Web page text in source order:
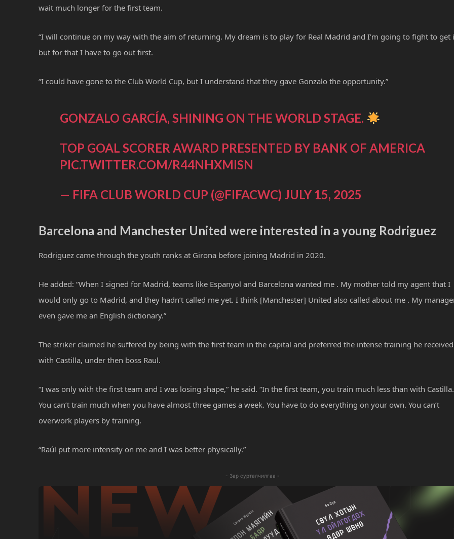
wait much longer for the first team.
“I will continue on my way with the aim of returning. My dream is to play for Real Madrid and I’m going to fight to get
but for that I have to go out first.
“I could have gone to the Club World Cup, but I understand that they gave Gonzalo the opportunity.”
GONZALO GARCÍA, SHINING ON THE WORLD STAGE.
TOP GOAL SCORER AWARD PRESENTED BY BANK OF AMERICA
PIC.TWITTER.COM/R44NHXMISN
— FIFA CLUB WORLD CUP (@FIFACWC) JULY 15, 2025
Barcelona and Manchester United were interested in a young Rodriguez
Rodriguez came through the youth ranks at Girona before joining Madrid in 2020.
He added: “When I signed for Madrid, teams like Espanyol and Barcelona wanted me . My mother told my agent that I
would only go to Madrid, and they hadn’t called me yet. I think [Manchester] United also called about me . My
even gave me an English dictionary.”
The striker claimed he suffered by being with the first team in the capital and preferred the intense training he received
with Castilla, under then boss Raul.
“I was only with the first team and I was losing shape,” he said. “In the first team, you train much less than with Castilla.
You can’t train much when you have almost three games a week. You have to do everything on your own. You can’t
overwork players by training.
“Raúl put more intensity on me and I was better physically.”
- Зар сурталчилгаа -